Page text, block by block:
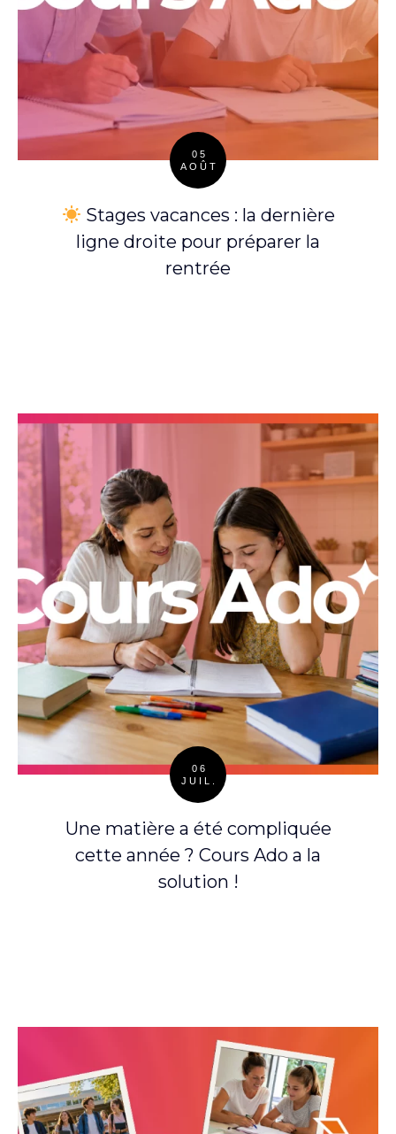
05
AOÛT
Stages vacances : la dernière
ligne droite pour préparer la
rentrée
06
JUIL.
Une matière a été compliquée
cette année ? Cours Ado a la
solution !